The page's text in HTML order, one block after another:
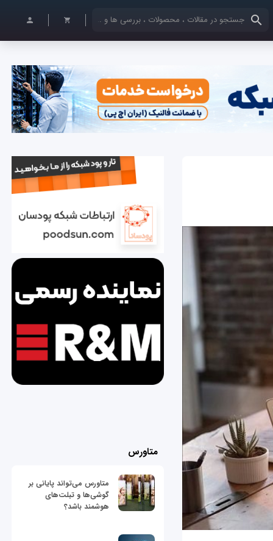
کلمات کلیدی خود را وارد کنید
متاورس
متاورس می‌تواند پایانی بر
گوشی‌ها و تبلت‌های
هوشمند باشد؟